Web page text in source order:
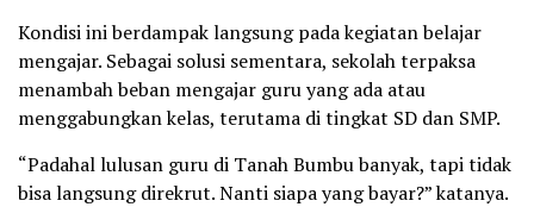
Kondisi ini berdampak langsung pada kegiatan belajar
mengajar. Sebagai solusi sementara, sekolah terpaksa
menambah beban mengajar guru yang ada atau
menggabungkan kelas, terutama di tingkat SD dan SMP.
“Padahal lulusan guru di Tanah Bumbu banyak, tapi tidak
bisa langsung direkrut. Nanti siapa yang bayar?” katanya.